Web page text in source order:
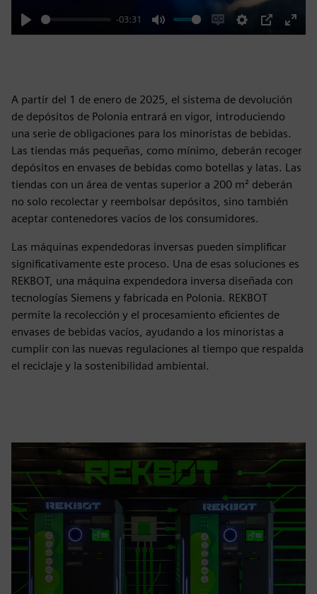
Play
-03:31
Mute
EnableSettings
PIP
Enter
A partir del 1 de enero de 2025, el sistema de devolución
de depósitos de Polonia entrará en vigor, introduciendo
una serie de obligaciones para los minoristas de bebidas.
Las tiendas más pequeñas, como mínimo, deberán recoger
depósitos en envases de bebidas como botellas y latas. Las
tiendas con un área de ventas superior a 200 m² deberán
no solo recolectar y reembolsar depósitos, sino también
aceptar contenedores vacíos de los consumidores.
Las máquinas expendedoras inversas pueden simplificar
significativamente este proceso. Una de esas soluciones es
REKBOT, una máquina expendedora inversa diseñada con
tecnologías Siemens y fabricada en Polonia. REKBOT
permite la recolección y el procesamiento eficientes de
envases de bebidas vacíos, ayudando a los minoristas a
cumplir con las nuevas regulaciones al tiempo que respalda
el reciclaje y la sostenibilidad ambiental.